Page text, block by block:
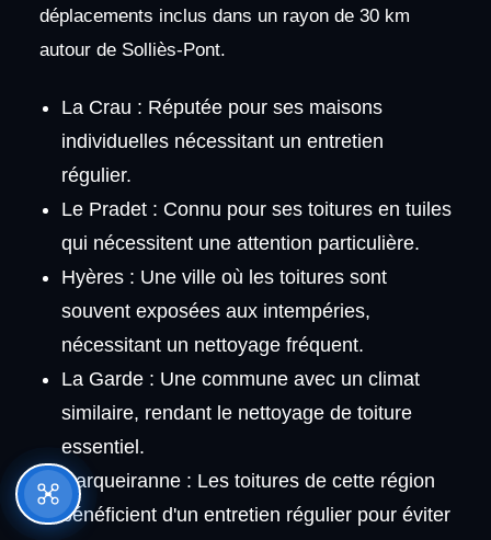
déplacements inclus dans un rayon de 30 km
autour de Solliès-Pont.
La Crau : Réputée pour ses maisons
individuelles nécessitant un entretien
régulier.
Le Pradet : Connu pour ses toitures en tuiles
qui nécessitent une attention particulière.
Hyères : Une ville où les toitures sont
souvent exposées aux intempéries,
nécessitant un nettoyage fréquent.
La Garde : Une commune avec un climat
similaire, rendant le nettoyage de toiture
essentiel.
Carqueiranne : Les toitures de cette région
bénéficient d'un entretien régulier pour éviter